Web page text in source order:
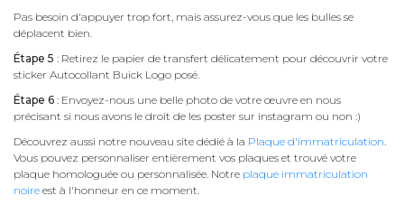
Pas besoin d'appuyer trop fort, mais assurez-vous que les bulles se
déplacent bien.
Étape 5 : Retirez le papier de transfert délicatement pour découvrir votre
sticker Autocollant Buick Logo posé.
Étape 6 : Envoyez-nous une belle photo de votre œuvre en nous
précisant si nous avons le droit de les poster sur instagram ou non :)
Découvrez aussi notre nouveau site dédié à la Plaque d'immatriculation.
Vous pouvez personnaliser entièrement vos plaques et trouvé votre
plaque homologuée ou personnalisée. Notre plaque immatriculation
noire est à l'honneur en ce moment.